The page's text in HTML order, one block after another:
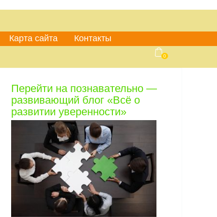
Карта сайта
Контакты
0
Перейти на познавательно —
развивающий блог «Всё о
развитии уверенности»